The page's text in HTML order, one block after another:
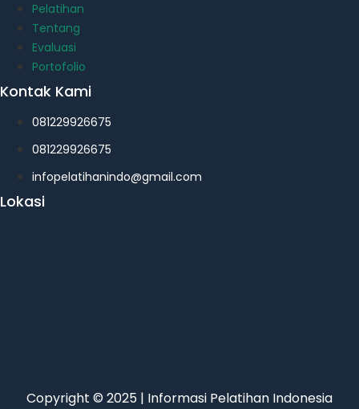
Pelatihan
Tentang
Evaluasi
Portofolio
Kontak Kami
081229926675
081229926675
infopelatihanindo@gmail.com
Lokasi
Copyright © 2025 | Informasi Pelatihan Indonesia